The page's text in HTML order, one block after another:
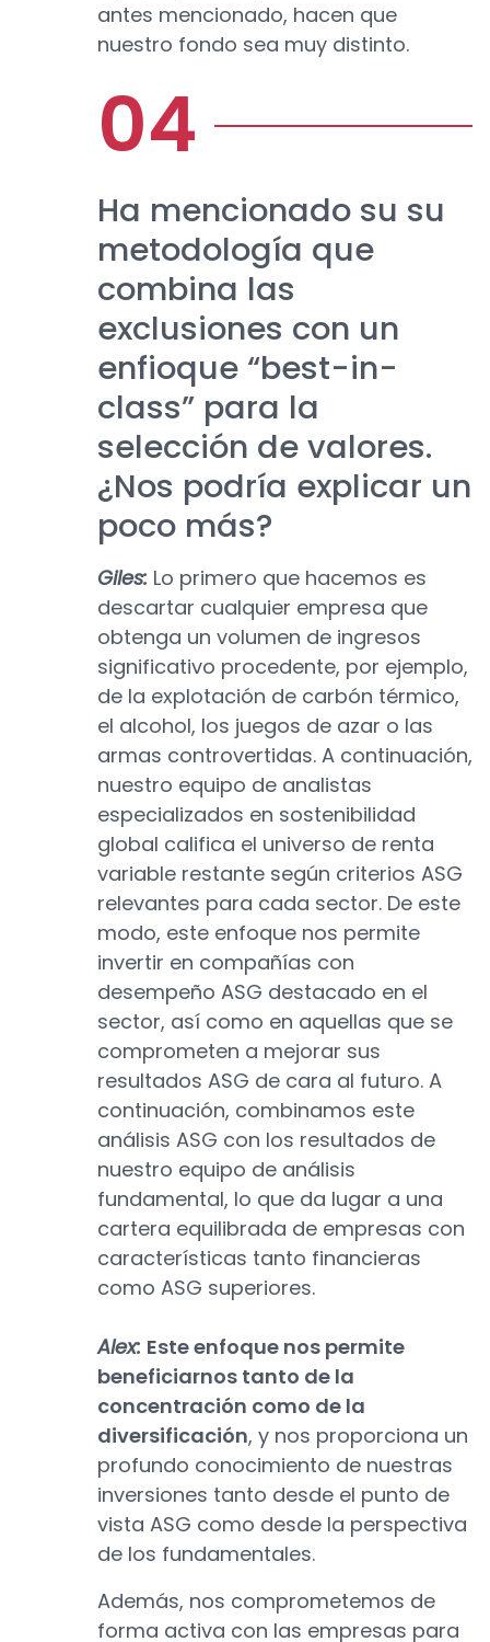
antes mencionado, hacen que
nuestro fondo sea muy distinto.
Ha mencionado su su
metodología que
combina las
exclusiones con un
enfioque “best-in-
class” para la
selección de valores.
¿Nos podría explicar un
poco más?
Giles: Lo primero que hacemos es
descartar cualquier empresa que
obtenga un volumen de ingresos
significativo procedente, por ejemplo,
de la explotación de carbón térmico,
el alcohol, los juegos de azar o las
armas controvertidas. A continuación,
nuestro equipo de analistas
especializados en sostenibilidad
global califica el universo de renta
variable restante según criterios ASG
relevantes para cada sector. De este
modo, este enfoque nos permite
invertir en compañías con
desempeño ASG destacado en el
sector, así como en aquellas que se
comprometen a mejorar sus
resultados ASG de cara al futuro. A
continuación, combinamos este
análisis ASG con los resultados de
nuestro equipo de análisis
fundamental, lo que da lugar a una
cartera equilibrada de empresas con
características tanto financieras
como ASG superiores.
Alex: Este enfoque nos permite
beneficiarnos tanto de la
concentración como de la
diversificación, y nos proporciona un
profundo conocimiento de nuestras
inversiones tanto desde el punto de
vista ASG como desde la perspectiva
de los fundamentales.
Además, nos comprometemos de
forma activa con las empresas para